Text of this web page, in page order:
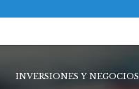
INVERSIONES Y NEGOCIOS